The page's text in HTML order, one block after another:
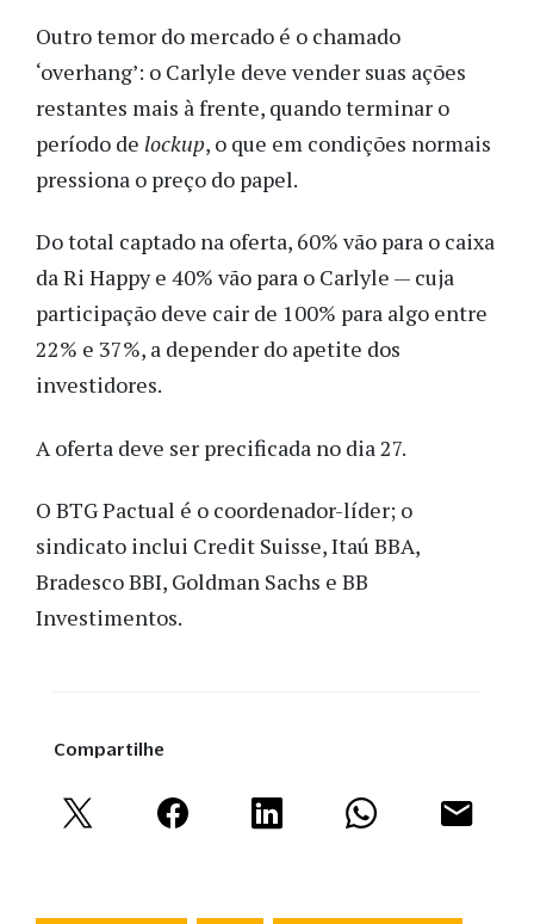
Outro temor do mercado é o chamado
‘overhang’: o Carlyle deve vender suas ações
restantes mais à frente, quando terminar o
período de lockup, o que em condições normais
pressiona o preço do papel.
Do total captado na oferta, 60% vão para o caixa
da Ri Happy e 40% vão para o Carlyle — cuja
participação deve cair de 100% para algo entre
22% e 37%, a depender do apetite dos
investidores.
A oferta deve ser precificada no dia 27.
O BTG Pactual é o coordenador-líder; o
sindicato inclui Credit Suisse, Itaú BBA,
Bradesco BBI, Goldman Sachs e BB
Investimentos.
Compartilhe